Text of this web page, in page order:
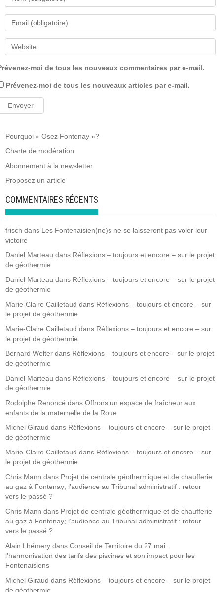
moi de tous les nouveaux commentaires par e-mail.
Prévenez-moi de tous les nouveaux articles par e-mail.
Pourquoi « Osez Fontenay »?
Charte de modération
Abonnement à la newsletter
Proposez un article
COMMENTAIRES RÉCENTS
frisch dans Les Fontenaisien(ne)s ne se laisseront pas voler leur
victoire
Daniel Marteau dans Réflexions – toujours et encore – sur le projet
de géothermie
Daniel Marteau dans Réflexions – toujours et encore – sur le projet
de géothermie
Marie-Claire Cailletaud dans Réflexions – toujours et encore – sur
le projet de géothermie
Marie-Claire Cailletaud dans Réflexions – toujours et encore – sur
le projet de géothermie
Bernard Welter dans Réflexions – toujours et encore – sur le projet
de géothermie
Daniel Marteau dans Réflexions – toujours et encore – sur le projet
de géothermie
Rodolphe Renoncé dans Offrons un espace de fraîcheur aux
enfants de la maternelle de la Roue
Michel Giraud dans Réflexions – toujours et encore – sur le projet
de géothermie
Marie-Claire Cailletaud dans Réflexions – toujours et encore – sur
le projet de géothermie
Chris Mann dans Projet de centrale géothermique et de chaufferie
au gaz à Fontenay; l’audience au Tribunal administratif : retour
vers le passé ?
Chris Mann dans Projet de centrale géothermique et de chaufferie
au gaz à Fontenay; l’audience au Tribunal administratif : retour
vers le passé ?
Alain Lhémery dans Conseil de Territoire du 27 mai :
l’harmonisation des tarifs des piscines et son impact pour les
Fontenaisiens
Michel Giraud dans Réflexions – toujours et encore – sur le projet
de géothermie